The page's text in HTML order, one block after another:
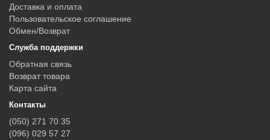
Доставка и оплата
Пользовательское соглашение
Обмен/Возврат
Служба поддержки
Обратная связь
Возврат товара
Карта сайта
Контакты
(050) 271 70 35
(096) 029 57 27